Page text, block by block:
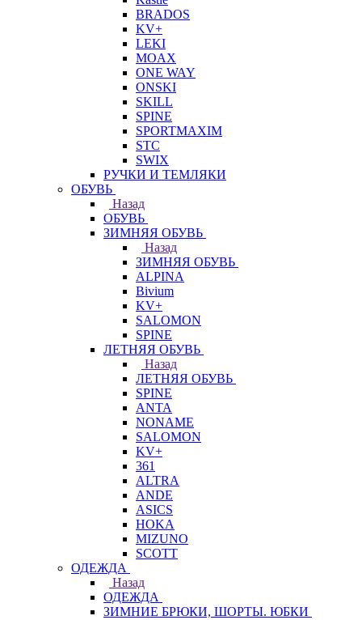
BRADOS
KV+
LEKI
MOAX
ONE WAY
ONSKI
SKILL
SPINE
SPORTMAXIM
STC
SWIX
РУЧКИ И ТЕМЛЯКИ
ОБУВЬ
Назад
ОБУВЬ
ЗИМНЯЯ ОБУВЬ
Назад
ЗИМНЯЯ ОБУВЬ
ALPINA
Bivium
KV+
SALOMON
SPINE
ЛЕТНЯЯ ОБУВЬ
Назад
ЛЕТНЯЯ ОБУВЬ
SPINE
ANTA
NONAME
SALOMON
KV+
361
ALTRA
ANDE
ASICS
HOKA
MIZUNO
SCOTT
ОДЕЖДА
Назад
ОДЕЖДА
ЗИМНИЕ БРЮКИ, ШОРТЫ. ЮБКИ